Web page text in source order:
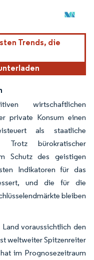
erfordert Namensnennung gemäß
Trends, die
wirtschaftlichen
private Konsum einen
als staatliche
Trotz bürokratischer
Schutz des geistigen
Indikatoren für das
und die für die
bleiben
voraussichtlich den
weltweiter Spitzenreiter
im Prognosezeitraum